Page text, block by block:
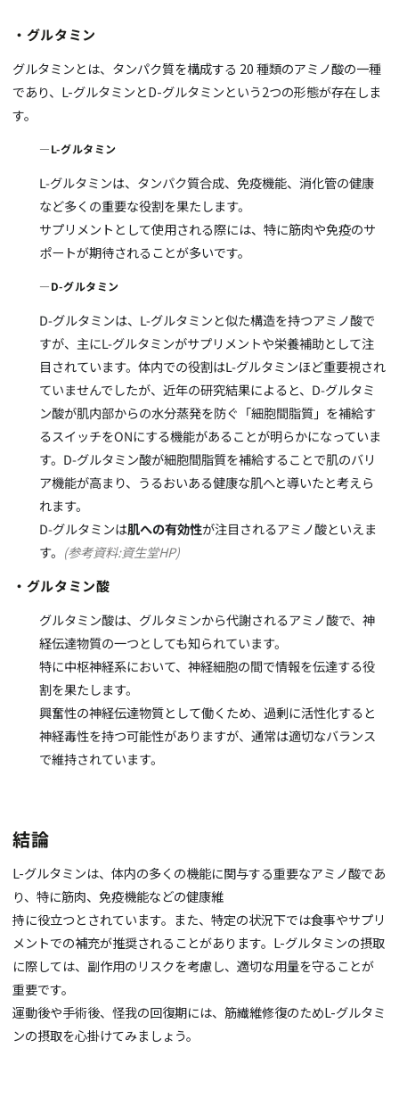
・グルタミン
グルタミンとは、タンパク質を構成する 20 種類のアミノ酸の一種
であり、 L-グルタミンとD-グルタミンという2つの形態が存在しま
す。
―L-グルタミン
L-グルタミンは、タンパク質合成、免疫機能、消化管の健康
など多くの重要な役割を果たします。
サプリメントとして使用される際には、特に筋肉や免疫のサ
ポートが期待されることが多いです。
―D-グルタミン
D-グルタミンは、 L-グルタミンと似た構造を持つアミノ酸で
すが、主にL-グルタミンがサプリメントや栄養補助として注
目されています。体内での役割はL-グルタミンほど重要視され
ていませんでしたが、近年の研究結果によると、D-グルタミ
ン酸が肌内部からの水分蒸発を防ぐ「細胞間脂質」を補給す
るスイッチをONにする機能があることが明らかになっていま
す。D-グルタミン酸が細胞間脂質を補給することで肌のバリ
ア機能が高まり、うるおいある健康な肌へと導いたと考えら
れます。
D-グルタミンは肌への有効性が注目されるアミノ酸といえま
す。 (参考資料:資生堂HP)
・グルタミン酸
グルタミン酸は、グルタミンから代謝されるアミノ酸で、神
経伝達物質の一つとしても知られています。
特に中枢神経系において、神経細胞の間で情報を伝達する役
割を果たします。
興奮性の神経伝達物質として働くため、過剰に活性化すると
神経毒性を持つ可能性がありますが、通常は適切なバランス
で維持されています。
結論
L-グルタミンは、体内の多くの機能に関与する重要なアミノ酸であ
り、特に筋肉、免疫機能などの健康維
持に役立つとされています。また、特定の状況下では食事やサプリ
メントでの補充が推奨されることがあります。 L-グルタミンの摂取
に際しては、副作用のリスクを考慮し、適切な用量を守ることが
重要です。
運動後や手術後、怪我の回復期には、筋繊維修復のためL-グルタミ
ンの摂取を心掛けてみましょう。